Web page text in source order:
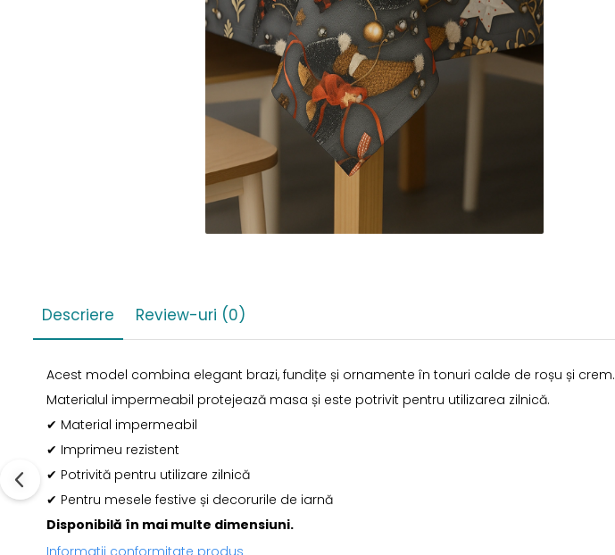
Descriere Review-uri (0)
Acest model combina elegant brazi, fundițe și ornamente în tonuri calde de roșu și crem.
Materialul impermeabil protejează masa și este potrivit pentru utilizarea zilnică.
✔ Material impermeabil
✔ Imprimeu rezistent
✔ Potrivită pentru utilizare zilnică
✔ Pentru mesele festive și decorurile de iarnă
Disponibilă în mai multe dimensiuni.
Informatii conformitate produs